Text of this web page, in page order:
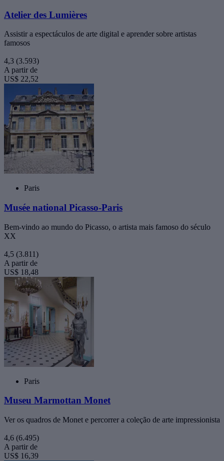
Atelier des Lumières
Assistir a espectáculos de arte digital e aprender sobre artistas
famosos
4,3 (3.593)
A partir de
US$ 22,52
Paris
Musée national Picasso-Paris
Bem-vindo ao mundo do Picasso, o artista mais famoso do século
XX
4,5 (3.811)
A partir de
US$ 18,48
Paris
Museu Marmottan Monet
Ver os quadros de Monet e percorrer a coleção de arte impressionista
4,6 (6.495)
A partir de
US$ 16,39